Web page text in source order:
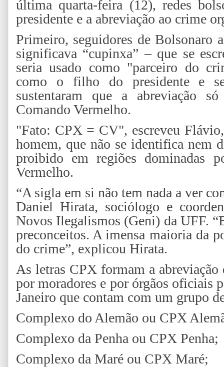
última quarta-feira (12), redes
presidente e a abreviação ao crime
Primeiro, seguidores de Bolsonaro
significava “cupinxa” – que se
seria usado como "parceiro do
como o filho do presidente e
sustentaram que a abreviação
Comando Vermelho.
"Fato: CPX = CV", escreveu
homem, que não se identifica nem
proibido em regiões dominadas
Vermelho.
“A sigla em si não tem nada a ver
Daniel Hirata, sociólogo e
Novos Ilegalismos (Geni) da UFF.
preconceitos. A imensa maioria da
do crime”, explicou Hirata.
As letras CPX formam a
por moradores e por órgãos oficiais
Janeiro que contam com um grupo
Complexo do Alemão ou CPX
Complexo da Penha ou CPX Penha;
Complexo da Maré ou CPX Maré;